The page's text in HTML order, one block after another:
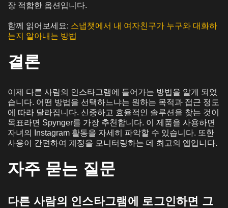
장 적합한 옵션입니다.
함께 읽어보세요: 스냅챗에서 내 여자친구가 누구와 대화하
는지 알아내는 방법
결론
이제 다른 사람의 인스타그램에 들어가는 방법을 알게 되었
습니다. 어떤 방법을 선택하느냐는 원하는 목적과 접근 정도
에 따라 달라집니다. 신중하고 효율적인 솔루션을 찾는 것이
목표라면 Spynger를 가장 추천합니다. 이 제품을 사용하면
자녀의 Instagram 활동을 자세히 파악할 수 있습니다. 또한
사용이 간편하여 계정을 모니터링하는 데 최고의 앱입니다.
자주 묻는 질문
다른 사람의 인스타그램에 로그인하면 그